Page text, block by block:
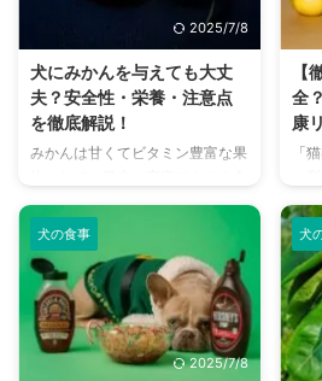
悪影響を及ぼすことも。 本記事
では犬とパイナップルに関する正
しい知識を、メリット・デメリッ
トから適量、与えてはいけない部
位まで網羅的に解説します。 こ
の記事の結論 パイナップルは犬
に少量なら安全だが、与え方に注
使い、皮や芯は絶対に避ける 下
...
れ
不
し
ち
う
与
の
的
さ ...
2025/7/8
犬にみかんを与えても大丈
夫？安全性・栄養・注意点
を徹底解説！
みかんは甘くてビタミン豊富な果
べられています。そんなみかんを
愛犬と一緒に食べたくなることも
ありますよね。 でも「犬にみか
んを与えても大丈夫なの？」「中
毒やアレルギーはないの？」と不
安になる飼い主さんも多いはずで
す。 この記事では、犬にみかん
を与える際の安全性や注意点、与
【
全
康
「
そ
な
ず
味
ど
言
を
せ
犬の食事
2025/7/8
犬